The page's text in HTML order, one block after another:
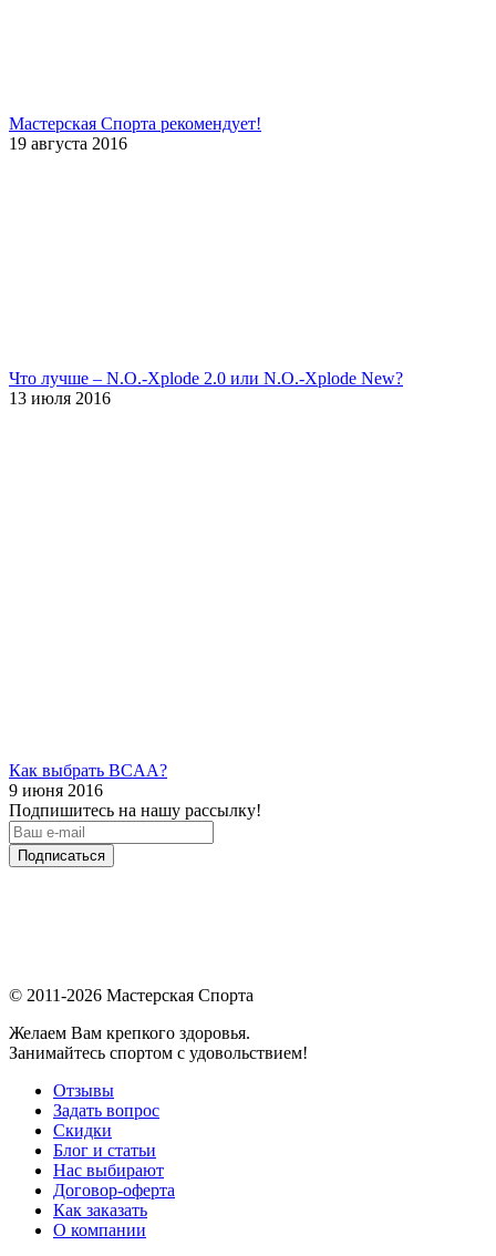
Мастерская Спорта рекомендует!
19 августа 2016
Что лучше – N.O.-Xplode 2.0 или N.O.-Xplode New?
13 июля 2016
Как выбрать BCAA?
9 июня 2016
Подпишитесь на нашу рассылку!
Подписаться
© 2011-2026 Мастерская Спорта
Желаем Вам крепкого здоровья.
Занимайтесь спортом с удовольствием!
Отзывы
Задать вопрос
Скидки
Блог и статьи
Нас выбирают
Договор-оферта
Как заказать
О компании